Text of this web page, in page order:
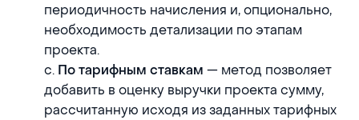
периодичность начисления и, опционально,
необходимость детализации по этапам
проекта.
c. По тарифным ставкам — метод позволяет
добавить в оценку выручки проекта сумму,
рассчитанную исходя из заданных тарифных